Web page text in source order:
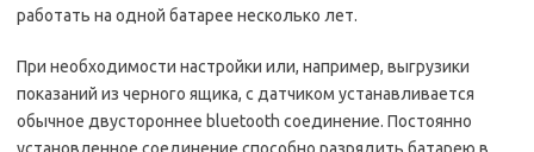
работать на одной батарее несколько лет.
При необходимости настройки или, например, выгрузики
показаний из черного ящика, с датчиком устанавливается
обычное двустороннее bluetooth соединение. Постоянно